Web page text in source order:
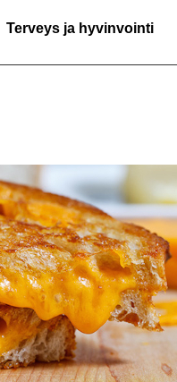
Terveys ja hyvinvointi